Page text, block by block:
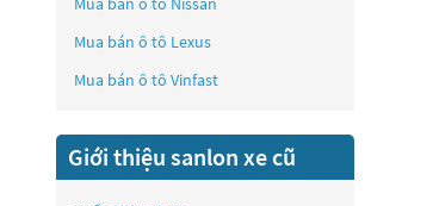
Mua bán ô tô Lexus
Mua bán ô tô Vinfast
Giới thiệu sanlon xe cũ